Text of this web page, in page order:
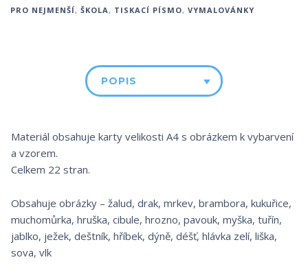
PRO NEJMENŠÍ, ŠKOLA , TISKACÍ PÍSMO, VYMALOVÁNKY
POPIS
Materiál obsahuje karty velikosti A4 s obrázkem k vybarvení
a vzorem.
Celkem 22 stran.
Obsahuje obrázky – žalud, drak, mrkev, brambora, kukuřice,
muchomůrka, hruška, cibule, hrozno, pavouk, myška, tuřín,
jablko, ježek, deštník, hříbek, dýně, déšť, hlávka zelí, liška,
sova, vlk